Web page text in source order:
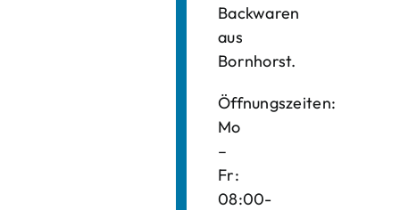
Backwaren
aus
Bornhorst.
Öffnungszeiten:
Mo
–
Fr:
08:00-